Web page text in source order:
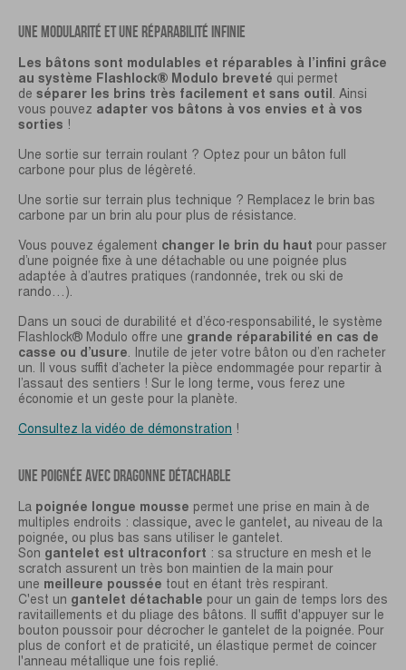
UNE MODULARITÉ ET UNE RÉPARABILITÉ INFINIE
Les bâtons sont modulables et réparables à l’infini grâce
au système Flashlock® Modulo breveté qui permet
de séparer les brins très facilement et sans outil. Ainsi
vous pouvez adapter vos bâtons à vos envies et à vos
sorties !
Une sortie sur terrain roulant ? Optez pour un bâton full
carbone pour plus de légèreté.
Une sortie sur terrain plus technique ? Remplacez le brin bas
carbone par un brin alu pour plus de résistance.
Vous pouvez également changer le brin du haut pour passer
d’une poignée fixe à une détachable ou une poignée plus
adaptée à d’autres pratiques (randonnée, trek ou ski de
rando…).
Dans un souci de durabilité et d’éco-responsabilité, le système
Flashlock® Modulo offre une grande réparabilité en cas de
casse ou d’usure. Inutile de jeter votre bâton ou d’en racheter
un. Il vous suffit d’acheter la pièce endommagée pour repartir à
l’assaut des sentiers ! Sur le long terme, vous ferez une
économie et un geste pour la planète.
Consultez la vidéo de démonstration !
UNE POIGNÉE AVEC DRAGONNE DÉTACHABLE
La poignée longue mousse permet une prise en main à de
multiples endroits : classique, avec le gantelet, au niveau de la
poignée, ou plus bas sans utiliser le gantelet.
Son gantelet est ultraconfort : sa structure en mesh et le
scratch assurent un très bon maintien de la main pour
une meilleure poussée tout en étant très respirant.
C'est un gantelet détachable pour un gain de temps lors des
ravitaillements et du pliage des bâtons. Il suffit d'appuyer sur le
bouton poussoir pour décrocher le gantelet de la poignée. Pour
plus de confort et de praticité, un élastique permet de coincer
l'anneau métallique une fois replié.